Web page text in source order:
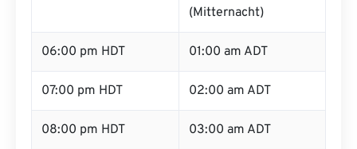
(Mitternacht)
06:00 pm HDT 01:00 am ADT
07:00 pm HDT 02:00 am ADT
08:00 pm HDT 03:00 am ADT